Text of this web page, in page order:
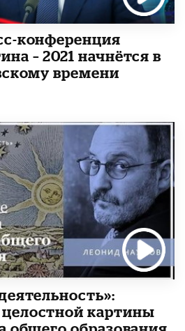
конференция
– 2021 начнётся в
времени
картины